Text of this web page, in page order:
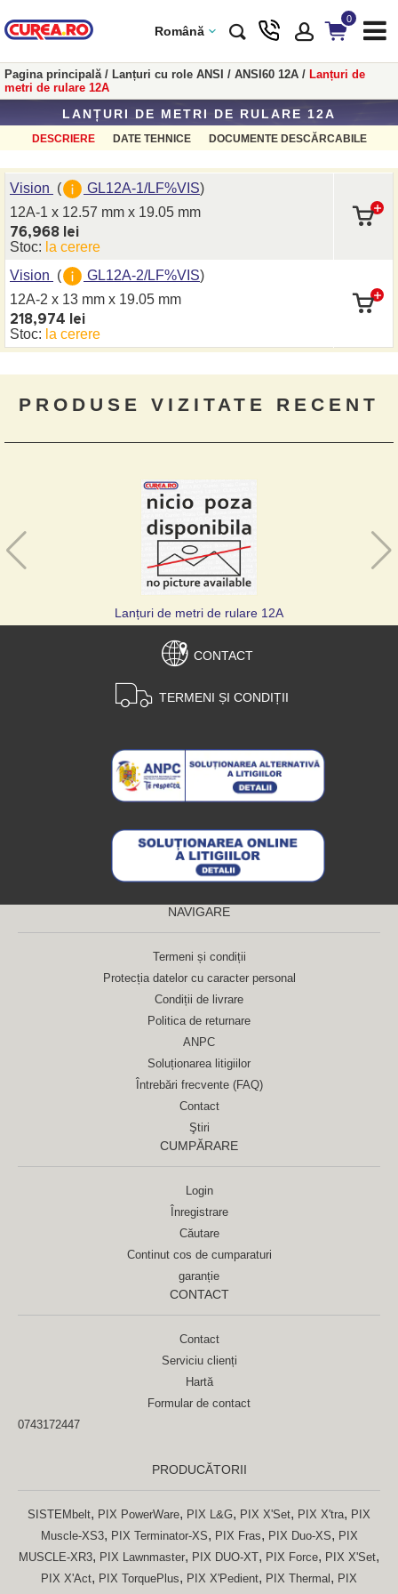
Română
0
Pagina principală/ Lanțuri cu role ANSI / ANSI60 12A / Lanțuri de
metri de rulare 12A
LANȚURI DE METRI DE RULARE 12A
DESCRIERE DATE TEHNICE DOCUMENTE DESCĂRCABILE
Vision ( GL12A-1/LF%VIS)
12A-1 x 12.57 mm x 19.05 mm
76,968 lei
Stoc: la cerere
Vision ( GL12A-2/LF%VIS)
12A-2 x 13 mm x 19.05 mm
218,974 lei
Stoc: la cerere
PRODUSE VIZITATE RECENT
Lanțuri de metri de rulare 12A
CONTACT
TERMENI ȘI CONDIȚII
NAVIGARE
Termeni și condiții
Protecția datelor cu caracter personal
Condiții de livrare
Politica de returnare
ANPC
Soluționarea litigiilor
Întrebări frecvente (FAQ)
Contact
Ştiri
CUMPĂRARE
Login
Înregistrare
Căutare
Continut cos de cumparaturi
garanție
CONTACT
Contact
Serviciu clienți
Hartă
Formular de contact
0743172447
PRODUCĂTORII
SISTEMbelt, PIX PowerWare, PIX L&G, PIX X'Set, PIX X'tra, PIX
Muscle-XS3, PIX Terminator-XS, PIX Fras, PIX Duo-XS, PIX
MUSCLE-XR3, PIX Lawnmaster, PIX DUO-XT, PIX Force, PIX X'Set,
PIX X'Act, PIX TorquePlus, PIX X'Pedient, PIX Thermal , PIX